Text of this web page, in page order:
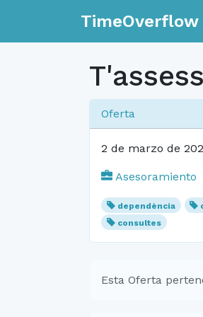
TimeOverflow
Oferta
2 de marzo de
Asesoramiento
dependència
consultes
Esta Oferta